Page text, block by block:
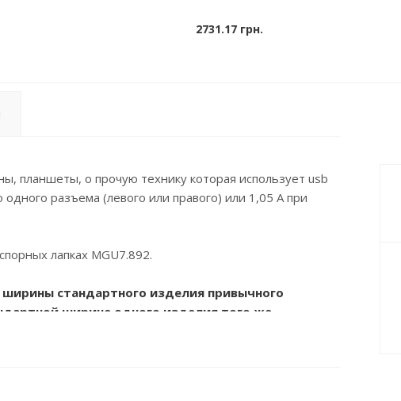
2731.17 грн.
планшеты, о прочую технику которая использует usb
разъема (левого или правого) или 1,05 А при
лапках МGU7.892.
стандартного изделия привычного
ширине одного изделия того же
готовые изделия в соответствии с